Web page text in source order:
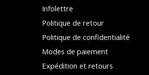
Infolettre
Politique de retour
Politique de confidentialité
Modes de paiement
Expédition et retours